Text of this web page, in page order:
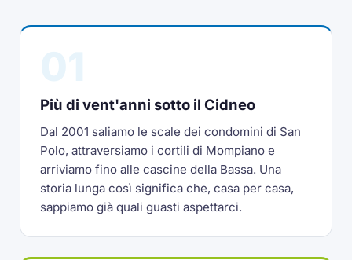
Più di vent'anni sotto il Cidneo
Dal 2001 saliamo le scale dei condomini di San
Polo, attraversiamo i cortili di Mompiano e
arriviamo fino alle cascine della Bassa. Una
storia lunga così significa che, casa per casa,
sappiamo già quali guasti aspettarci.